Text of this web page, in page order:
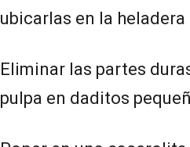
ubicarlas en la
Eliminar las partes
pulpa en daditos